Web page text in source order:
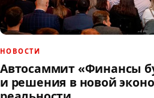
НОВОСТИ
Автосаммит «Финансы
и решения в новой